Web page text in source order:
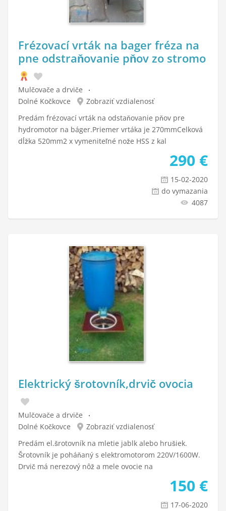
Frézovací vrták na bager fréza na
pne odstraňovanie pňov zo stromo
Mulčovače a drviče
Dolné Kočkovce
Zobraziť vzdialenosť
Predám frézovací vrták na odstaňovanie pňov pre
hydromotor na báger.Priemer vrtáka je 270mmCelková
dĺžka 520mm2 x vymeniteľné nože HSS z kal
290 €
15-02-2020
do vymazania
4087
Elektrický šrotovník,drvič ovocia
Mulčovače a drviče
Dolné Kočkovce
Zobraziť vzdialenosť
Predám el.šrotovník na mletie jablk alebo hrušiek.
Šrotovník je poháňaný s elektromotorom 220V/1600W.
Drvič má nerezový nôž a mele ovocie na
150 €
17-06-2020